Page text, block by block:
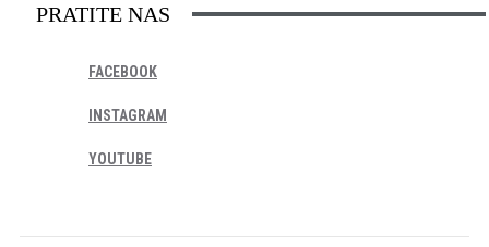
PRATITE NAS
FACEBOOK
INSTAGRAM
YOUTUBE